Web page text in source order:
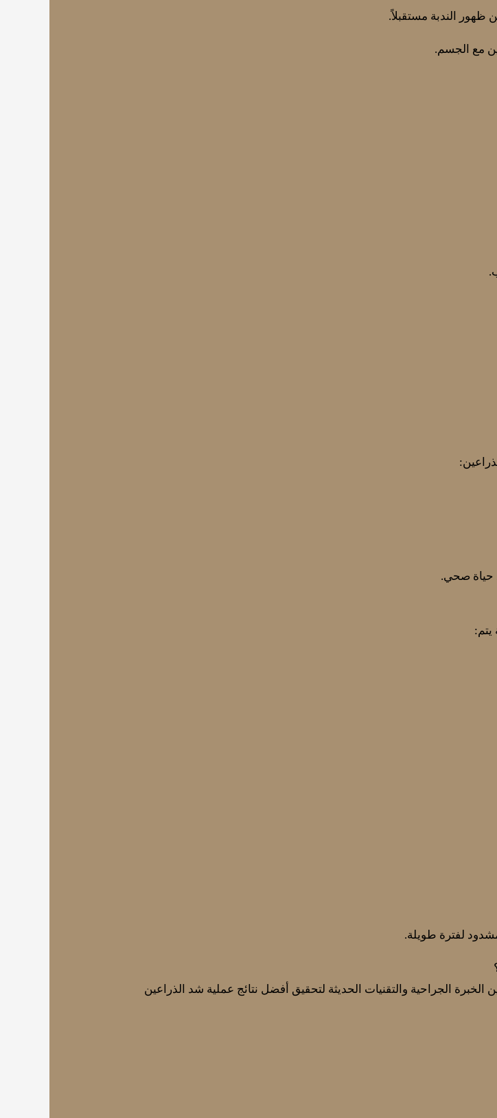
ظهور الندبة مستقبلاً.
مع الجسم.
حياة صحي.
يتم:
لفترة طويلة.
الجراحية والتقنيات الحديثة لتحقيق أفضل نتائج عملية شد الذراعين